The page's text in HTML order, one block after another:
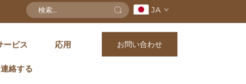
JA
ービス 応用
連絡する
お問い合わせ